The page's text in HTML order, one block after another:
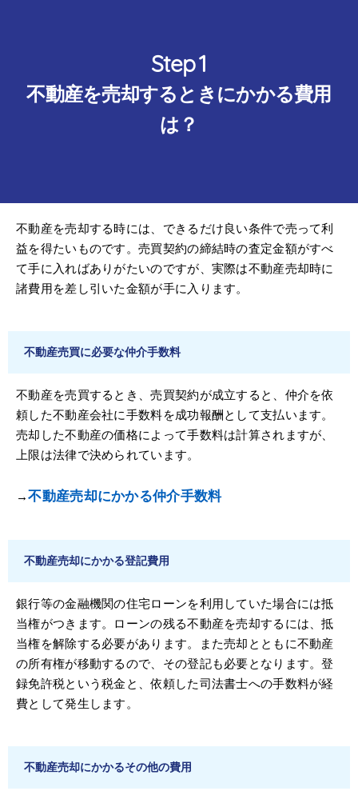
不動産を売却するときにかかる費用
は？
不動産を売却する時には、できるだけ良い条件で売って利
益を得たいものです。売買契約の締結時の査定金額がすべ
て手に入ればありがたいのですが、実際は不動産売却時に
諸費用を差し引いた金額が手に入ります。
不動産売買に必要な仲介手数料
不動産を売買するとき、売買契約が成立すると、仲介を依
頼した不動産会社に手数料を成功報酬として支払います。
売却した不動産の価格によって手数料は計算されますが、
上限は法律で決められています。
→不動産売却にかかる仲介手数料
不動産売却にかかる登記費用
銀行等の金融機関の住宅ローンを利用していた場合には抵
当権がつきます。ローンの残る不動産を売却するには、抵
当権を解除する必要があります。また売却とともに不動産
の所有権が移動するので、その登記も必要となります。登
録免許税という税金と、依頼した司法書士への手数料が経
費として発生します。
不動産売却にかかるその他の費用